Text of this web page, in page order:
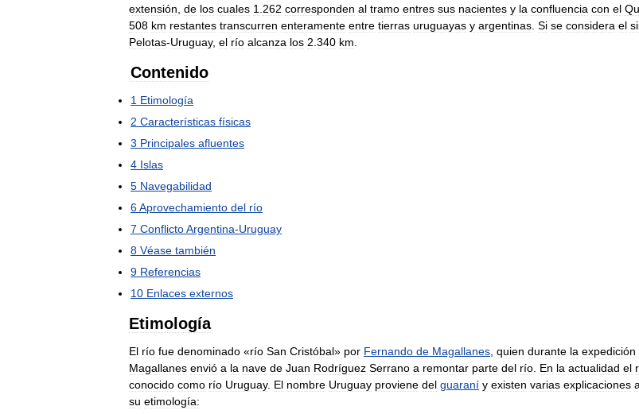
extensión de los cuales 1 262 corresponden al tramo entres sus nacientes y la confluencia con el
508 km restantes transcurren enteramente entre tierras uruguayas y argentinas Si se considera el
Pelotas-Uruguay, el río alcanza los 2 340 km
Contenido
1 Etimología
2 Características físicas
3 Principales afluentes
4 Islas
5 Navegabilidad
6Aprovechamiento del río
7 ConflictoArgentina-Uruguay
8 Véase también
9 Referencias
10 Enlaces externos
Etimología
El río fue denominado «río San Cristóbal» por Fernando de Magallanes quien durante la expedición
Magallanes envió a la nave de Juan Rodríguez Serrano a remontar parte del río En la actualidad el
conocido como río Uruguay. El nombre Uruguay proviene del guaraní y existen varias explicaciones
su etimología: